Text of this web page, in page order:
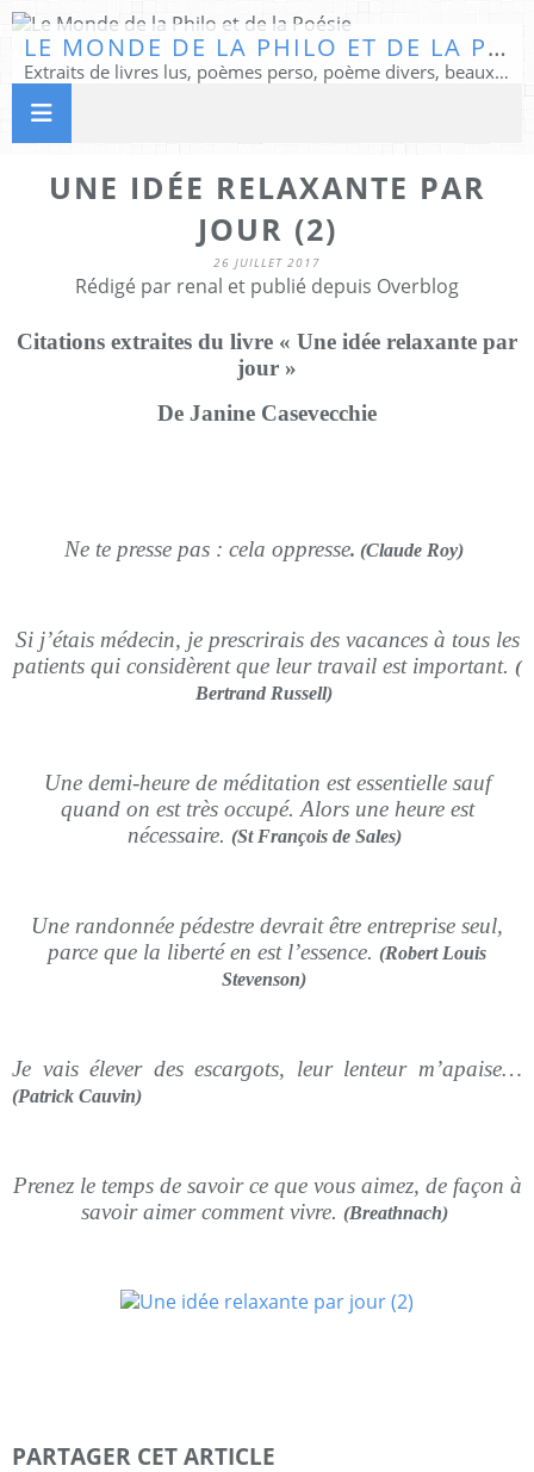
LE MONDE DE LA PHILO ET DE LA POÉSIE
Extraits de livres lus, poèmes perso, poème divers, beaux textes...
UNE IDÉE RELAXANTE PAR
JOUR (2)
26 JUILLET 2017
Rédigé par renal et publié depuis Overblog
Citations extraites du livre « Une idée relaxante par
jour »
De Janine Casevecchie
Ne te presse pas : cela oppresse. (Claude Roy)
Si j’étais médecin, je prescrirais des vacances à tous les
patients qui considèrent que leur travail est important. (
Bertrand Russell)
Une demi-heure de méditation est essentielle sauf
quand on est très occupé. Alors une heure est
nécessaire. (St François de Sales)
Une randonnée pédestre devrait être entreprise seul,
parce que la liberté en est l’essence. (Robert Louis
Stevenson)
Je vais élever des escargots, leur lenteur m’apaise…
(Patrick Cauvin)
Prenez le temps de savoir ce que vous aimez, de façon à
savoir aimer comment vivre. (Breathnach)
PARTAGER CET ARTICLE